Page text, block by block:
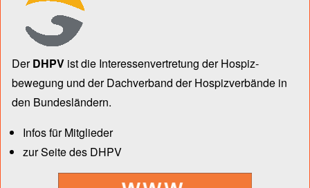
DerDHPV ist die Inter­essen­ver­tre­tung der Hospiz­
bewegung und der Dach­verband der Hospiz­verbände in
den Bun­des­län­dern.
Infos für Mitglieder
zur Seite des DHPV